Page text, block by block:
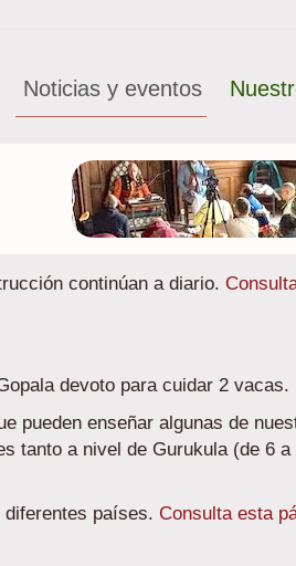
Noticias y eventos
continúan a diario.
devoto para cuidar 2 vacas.
pueden enseñar algunas de
tanto a nivel de Gurukula (de 6 a
países. Consulta esta